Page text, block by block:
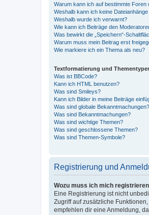
Warum kann ich auf bestimmte Foren
Weshalb kann ich keine
Weshalb wurde ich verwarnt?
Wie kann ich Beiträge den
Was bewirkt die „Speichern“-
Warum muss mein Beitrag erst
Wie markiere ich ein Thema als neu?
Textformatierung und
Was ist BBCode?
Kann ich HTML benutzen?
Was sind Smileys?
Kann ich Bilder in meine Beiträge
Was sind globale Bekanntmachungen?
Was sind Bekanntmachungen?
Was sind wichtige Themen?
Was sind geschlossene Themen?
Was sind Themen-Symbole?
Registrierung und
Wozu muss ich mich
Eine Registrierung ist nicht
Zugriff auf zusätzliche
empfehlen dir eine Anmeldung,